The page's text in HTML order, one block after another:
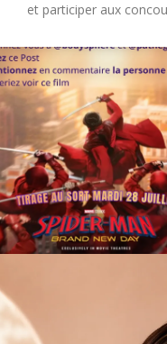
et participer aux